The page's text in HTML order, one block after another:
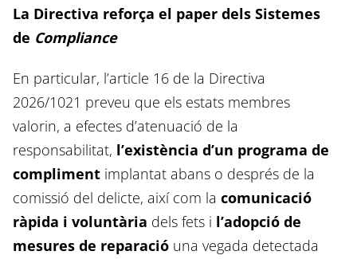
La Directiva reforça el paper dels Sistemes
de Compliance
En particular, l’article 16 de la Directiva
2026/1021 preveu que els estats membres
valorin, a efectes d’atenuació de la
responsabilitat, l’existència d’un programa de
compliment implantat abans o després de la
comissió del delicte, així com la comunicació
ràpida i voluntària dels fets i l’adopció de
mesures de reparació una vegada detectada